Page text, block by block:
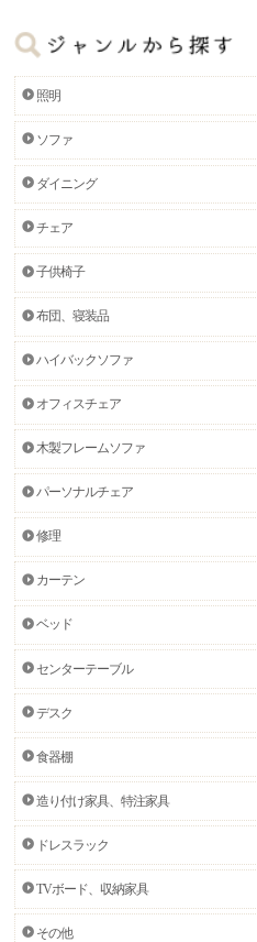
照明
ソファ
ダイニング
チェア
子供椅子
布団、寝装品
ハイバックソファ
オフィスチェア
木製フレームソファ
パーソナルチェア
修理
カーテン
ベッド
センターテーブル
デスク
食器棚
造り付け家具、特注家具
ドレスラック
TVボード、収納家具
その他